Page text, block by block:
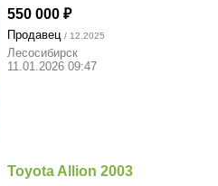
550 000
Продавец / 12.2025
Лесосибирск
11.01.2026 09:47
Toyota Allion 2003